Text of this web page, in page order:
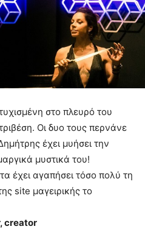
στο πλευρό του
Οι δυο τους περνάνε
έχει μυήσει την
μυστικά του!
έχει αγαπήσει τόσο πολύ τη
site μαγειρικής το
creator